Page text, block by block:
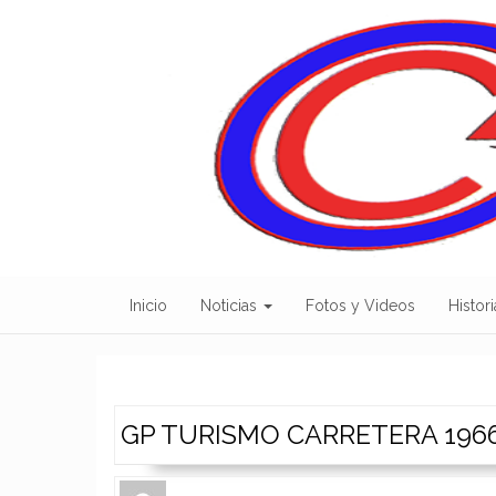
Inicio Noticias Fotos y Videos
GP TURISMO CARRETERA
Author